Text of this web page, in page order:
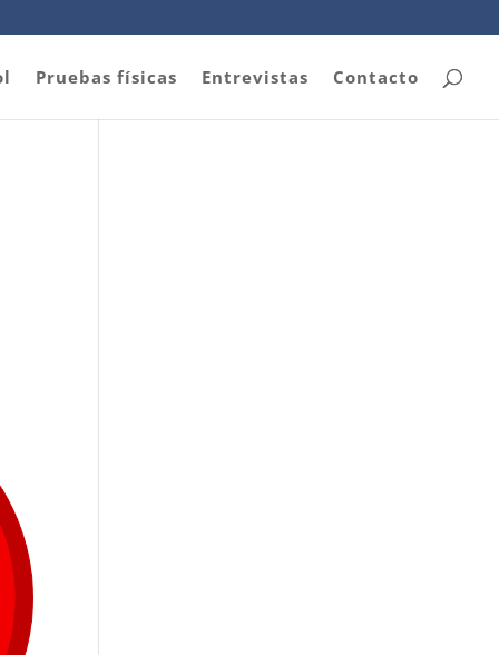
Pruebas físicas Entrevistas Contacto